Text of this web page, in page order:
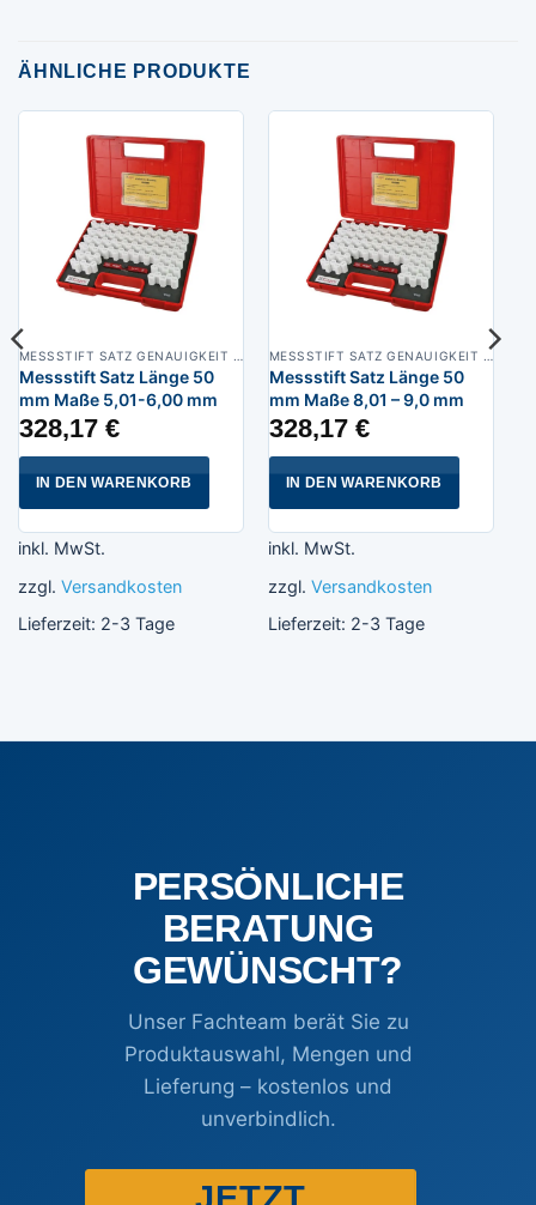
ÄHNLICHE PRODUKTE
Messstift Satz Länge 50
mm Maße 5,01-6,00 mm
328,17 €
IN DEN WARENKORB
inkl. MwSt.
zzgl. Versandkosten
Lieferzeit: 2-3 Tage
Messstift Satz Länge 50
mm Maße 8,01 – 9,0 mm
328,17 €
IN DEN WARENKORB
inkl. MwSt.
zzgl. Versandkosten
Lieferzeit: 2-3 Tage
PERSÖNLICHE
BERATUNG
GEWÜNSCHT?
Unser Fachteam berät Sie zu
Produktauswahl, Mengen und
Lieferung – kostenlos und
unverbindlich.